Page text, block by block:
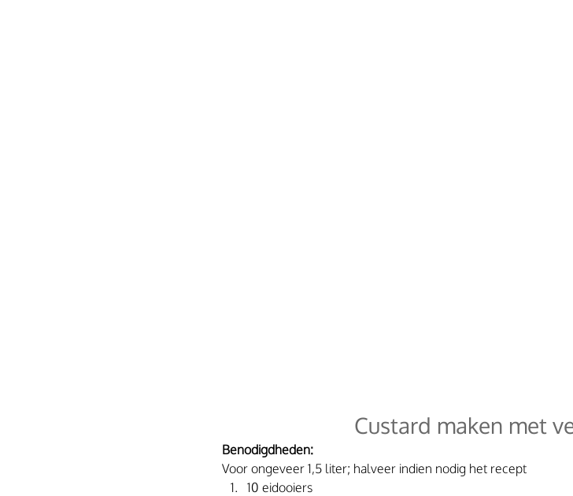
Custard maken met
Benodigdheden:
Voor ongeveer 1,5 liter; halveer indien nodig het recept
10 eidooiers